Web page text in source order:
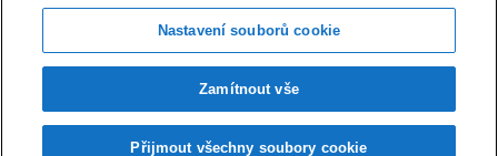
© 2014-2026 MERCURY, spol. s r.o., Lazovná 11, 974 01 Banská Bystrica,
Slovenská republika, tel.: +421 917 438 468, email: info@naturalinfo.sk
Nastavení souborů cookie
Zamítnout vše
Přijmout všechny soubory cookie